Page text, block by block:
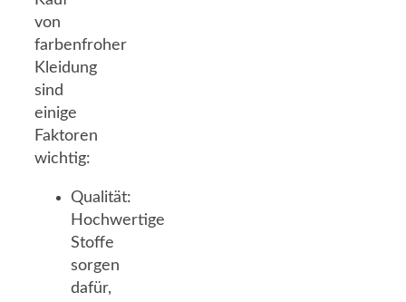
von
farbenfroher
Kleidung
sind
einige
Faktoren
wichtig:
Qualität:
Hochwertige
Stoffe
sorgen
dafür,